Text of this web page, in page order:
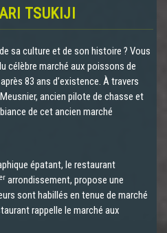
TSUKIJI
sa culture et de son histoire ? Vous
célèbre marché aux poissons de
83 ans d’existence. À travers
ancien pilote de chasse et
de cet ancien marché
épatant, le restaurant
er arrondissement, propose une
sont habillés en tenue de marché
rappelle le marché aux